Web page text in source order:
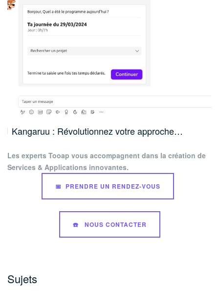
Kangaruu : Révolutionnez votre approche…
Les experts Tooap vous accompagnent dans la création de
Services & Applications innovantes.
📅 PRENDRE UN RENDEZ-VOUS
☎️ NOUS CONTACTER
Sujets